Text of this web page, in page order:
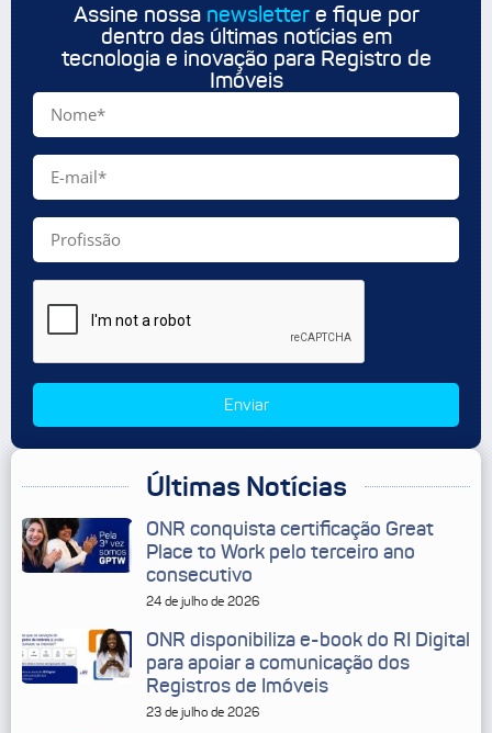
Assine nossa newslettere fique por
dentro das últimas notícias em
tecnologia e inovação para Registro de
Imóveis
Enviar
Últimas Notícias
ONR conquista certificação Great
Place to Work pelo terceiro ano
consecutivo
24 de julho de 2026
ONR disponibiliza e-book do RI Digital
para apoiar a comunicação dos
Registros de Imóveis
23 de julho de 2026